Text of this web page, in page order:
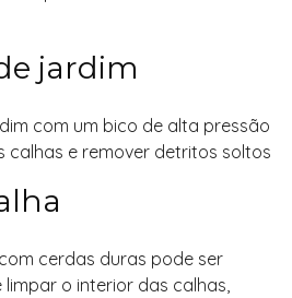
jardim
com um bico de alta pressão
calhas e remover detritos soltos
cerdas duras pode ser
o interior das calhas,